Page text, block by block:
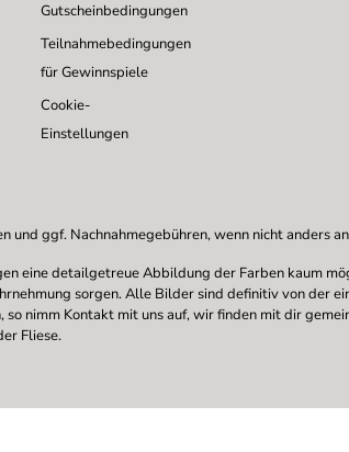
Gutscheinbedingungen
Teilnahmebedingungen
für Gewinnspiele
Cookie-
Einstellungen
und ggf. Nachnahmegebühren, wenn nicht anders
eine detailgetreue Abbildung der Farben kaum
sorgen. Alle Bilder sind definitiv von der
nimm Kontakt mit uns auf, wir finden mit dir
Fliese.